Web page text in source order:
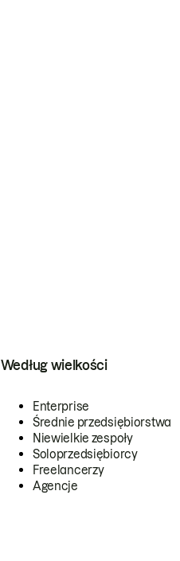
Według wielkości
Enterprise
Średnie przedsiębiorstwa
Niewielkie zespoły
Soloprzedsiębiorcy
Freelancerzy
Agencje